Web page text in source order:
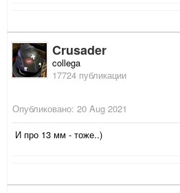
Crusader
collega
17724 публикации
Опубликовано: 20 Aug 2021
И про 13 мм - тоже..)